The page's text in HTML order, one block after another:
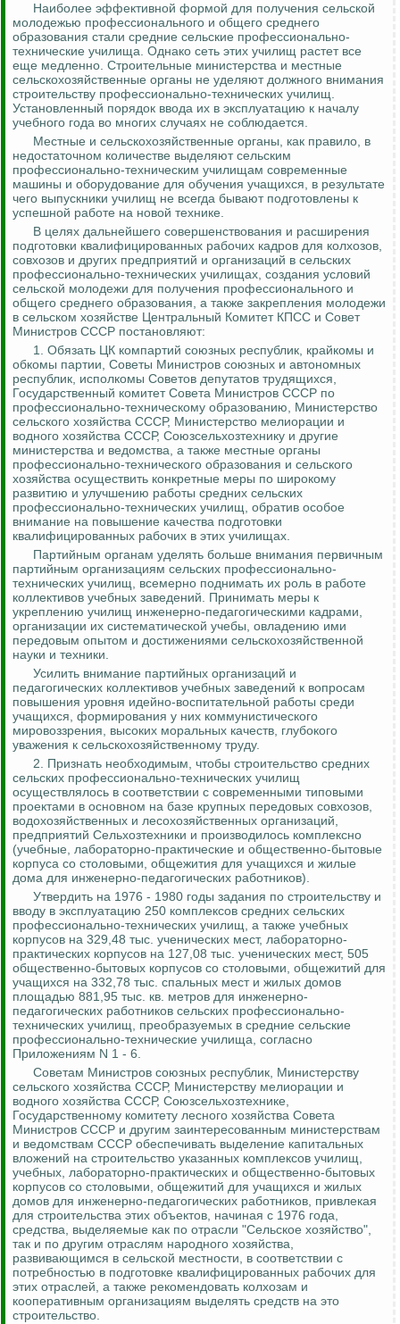
Наиболее эффективной формой для получения сельской
молодежью профессионального и общего среднего
образования стали средние сельские профессионально-
технические училища. Однако сеть этих училищ растет все
еще медленно. Строительные министерства и местные
сельскохозяйственные органы не уделяют должного внимания
строительству профессионально-технических училищ.
Установленный порядок ввода их в эксплуатацию к началу
учебного года во многих случаях не соблюдается.
Местные и сельскохозяйственные органы, как правило, в
недостаточном количестве выделяют сельским
профессионально-техническим училищам современные
машины и оборудование для обучения учащихся, в результате
чего выпускники училищ не всегда бывают подготовлены к
успешной работе на новой технике.
В целях дальнейшего совершенствования и расширения
подготовки квалифицированных рабочих кадров для колхозов,
совхозов и других предприятий и организаций в сельских
профессионально-технических училищах, создания условий
сельской молодежи для получения профессионального и
общего среднего образования, а также закрепления молодежи
в сельском хозяйстве Центральный Комитет КПСС и Совет
Министров СССР постановляют:
1. Обязать ЦК компартий союзных республик, крайкомы и
обкомы партии, Советы Министров союзных и автономных
республик, исполкомы Советов депутатов трудящихся,
Государственный комитет Совета Министров СССР по
профессионально-техническому образованию, Министерство
сельского хозяйства СССР, Министерство мелиорации и
водного хозяйства СССР, Союзсельхозтехнику и другие
министерства и ведомства, а также местные органы
профессионально-технического образования и сельского
хозяйства осуществить конкретные меры по широкому
развитию и улучшению работы средних сельских
профессионально-технических училищ, обратив особое
внимание на повышение качества подготовки
квалифицированных рабочих в этих училищах.
Партийным органам уделять больше внимания первичным
партийным организациям сельских профессионально-
технических училищ, всемерно поднимать их роль в работе
коллективов учебных заведений. Принимать меры к
укреплению училищ инженерно-педагогическими кадрами,
организации их систематической учебы, овладению ими
передовым опытом и достижениями сельскохозяйственной
науки и техники.
Усилить внимание партийных организаций и
педагогических коллективов учебных заведений к вопросам
повышения уровня идейно-воспитательной работы среди
учащихся, формирования у них коммунистического
мировоззрения, высоких моральных качеств, глубокого
уважения к сельскохозяйственному труду.
2. Признать необходимым, чтобы строительство средних
сельских профессионально-технических училищ
осуществлялось в соответствии с современными типовыми
проектами в основном на базе крупных передовых совхозов,
водохозяйственных и лесохозяйственных организаций,
предприятий Сельхозтехники и производилось комплексно
(учебные, лабораторно-практические и общественно-бытовые
корпуса со столовыми, общежития для учащихся и жилые
дома для инженерно-педагогических работников).
Утвердить на 1976 - 1980 годы задания по строительству и
вводу в эксплуатацию 250 комплексов средних сельских
профессионально-технических училищ, а также учебных
корпусов на 329,48 тыс. ученических мест, лабораторно-
практических корпусов на 127,08 тыс. ученических мест, 505
общественно-бытовых корпусов со столовыми, общежитий для
учащихся на 332,78 тыс. спальных мест и жилых домов
площадью 881,95 тыс. кв. метров для инженерно-
педагогических работников сельских профессионально-
технических училищ, преобразуемых в средние сельские
профессионально-технические училища, согласно
Приложениям N 1 - 6.
Советам Министров союзных республик, Министерству
сельского хозяйства СССР, Министерству мелиорации и
водного хозяйства СССР, Союзсельхозтехнике,
Государственному комитету лесного хозяйства Совета
Министров СССР и другим заинтересованным министерствам
и ведомствам СССР обеспечивать выделение капитальных
вложений на строительство указанных комплексов училищ,
учебных, лабораторно-практических и общественно-бытовых
корпусов со столовыми, общежитий для учащихся и жилых
домов для инженерно-педагогических работников, привлекая
для строительства этих объектов, начиная с 1976 года,
средства, выделяемые как по отрасли "Сельское хозяйство",
так и по другим отраслям народного хозяйства,
развивающимся в сельской местности, в соответствии с
потребностью в подготовке квалифицированных рабочих для
этих отраслей, а также рекомендовать колхозам и
кооперативным организациям выделять средств на это
строительство.